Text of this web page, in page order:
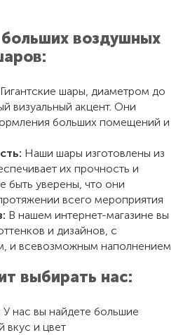
воздушных
Гигантские шары, диаметром до
визуальный акцент. Они
больших помещений и
Наши шары изготовлены из
их прочность и
быть уверены, что они
всего мероприятия
В нашем интернет-магазине вы
и дизайнов, с
и всевозможным наполнением
выбирать нас:
У нас вы найдете большие
вкус и цвет